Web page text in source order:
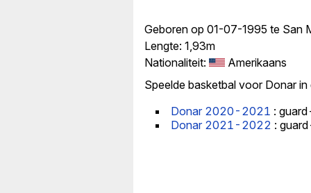
Geboren op 01-07-1995 te San
Lengte: 1,93m
Nationaliteit:
Amerikaans
Speelde basketbal voor Donar
Donar 2020-2021 :
Donar 2021-2022 :